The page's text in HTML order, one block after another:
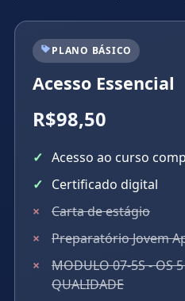
PLANO BÁSICO
Acesso Essencial
R$98,50
Acesso ao curso
Certificado digital
Carta de estágio
Preparatório Jovem
MODULO 07-5S - OS
QUALIDADE